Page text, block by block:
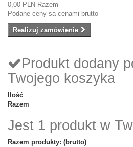
0,00 PLN Razem
Podane ceny są cenami brutto
Realizuj zamówienie
Produkt dodany
Twojego koszyka
Ilość
Razem
Jest 1 produkt w
Razem produkty: (brutto)